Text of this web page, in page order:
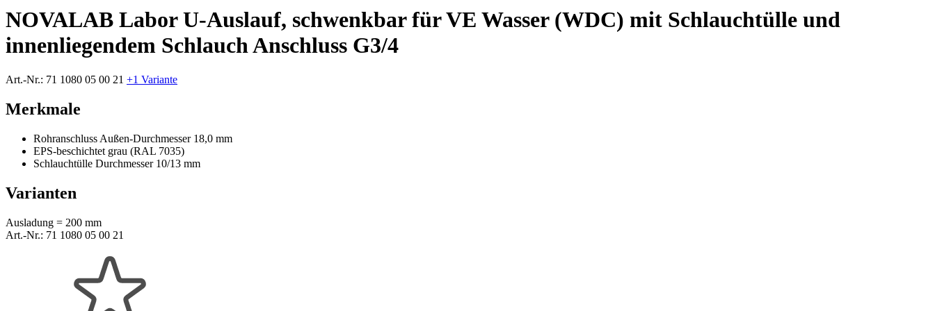
NOVALAB Labor U-Auslauf, schwenkbar für VE Wasser (WDC) mit Schlauchtülle und
innenliegendem Schlauch Anschluss G3/4
Art.-Nr.: 71 1080 05 00 21 +1 Variante
Merkmale
Rohranschluss Außen-Durchmesser 18,0 mm
EPS-beschichtet grau (RAL 7035)
Schlauchtülle Durchmesser 10/13 mm
Varianten
Ausladung = 200 mm
Art.-Nr.: 71 1080 05 00 21